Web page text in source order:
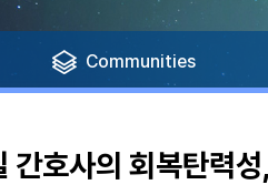
Communities
간호사의 회복탄력